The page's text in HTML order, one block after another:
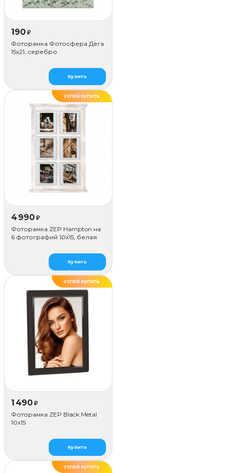
190 ₽
Фоторамка Фотосфера Дега
15x21, серебро
Купить
УСПЕЙ КУПИТЬ
4 990 ₽
Фоторамка ZEP Hampton на
6 фотографий 10х15, белая
Купить
ХИТ
УСПЕЙ КУПИТЬ
1 490 ₽
Фоторамка ZEP Black Metal
10x15
Купить
УСПЕЙ КУПИТЬ